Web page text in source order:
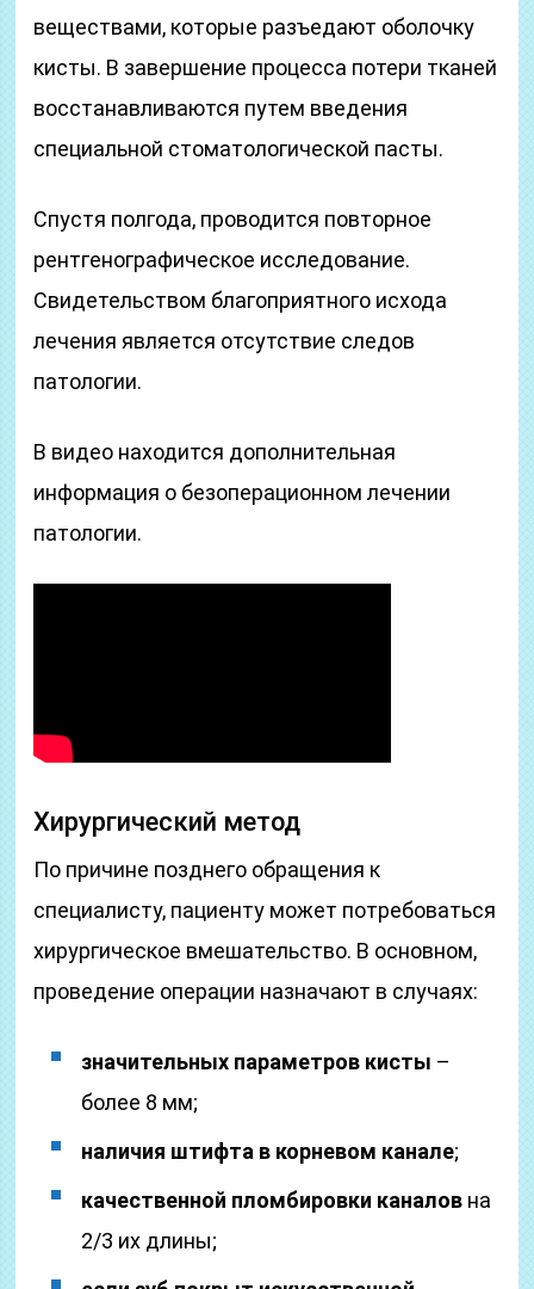
веществами, которые разъедают оболочку
кисты. В завершение процесса потери тканей
восстанавливаются путем введения
специальной стоматологической пасты.
Спустя полгода, проводится повторное
рентгенографическое исследование.
Свидетельством благоприятного исхода
лечения является отсутствие следов
патологии.
В видео находится дополнительная
информация о безоперационном лечении
патологии.
Хирургический метод
По причине позднего обращения к
специалисту, пациенту может потребоваться
хирургическое вмешательство. В основном,
проведение операции назначают в случаях:
значительных параметров кисты –
более 8 мм;
наличия штифта в корневом канале;
качественной пломбировки каналов на
2/3 их длины;